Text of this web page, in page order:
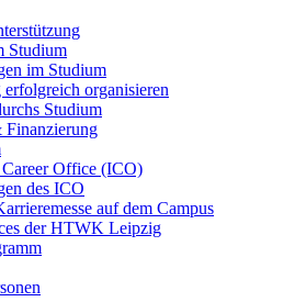
Studium
im Studium
erfolgreich organisieren
Studium
Finanzierung
Office (ICO)
des ICO
auf dem Campus
der HTWK Leipzig